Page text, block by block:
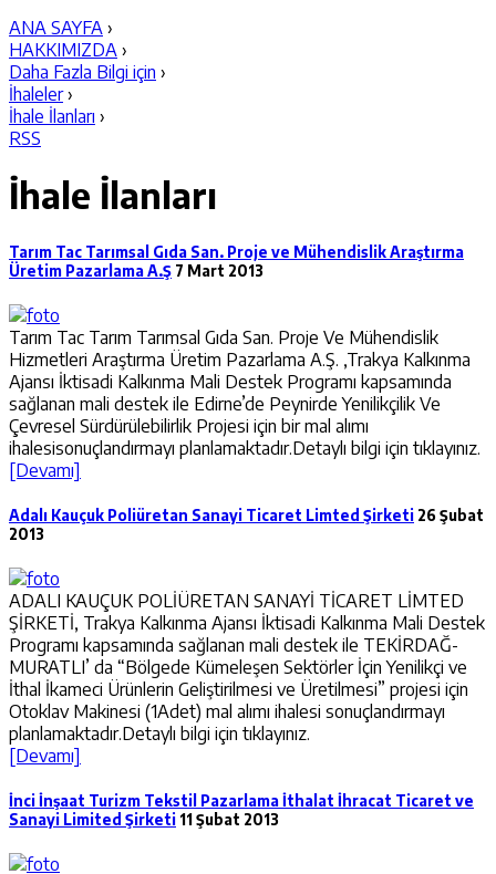
ANA SAYFA ›
HAKKIMIZDA ›
Daha Fazla Bilgi için ›
İhaleler ›
İhale İlanları ›
RSS
İhale İlanları
Tarım Tac Tarımsal Gıda San. Proje ve Mühendislik Araştırma
Üretim Pazarlama A.Ş 7 Mart 2013
Tarım Tac Tarım Tarımsal Gıda San. Proje Ve Mühendislik
Hizmetleri Araştırma Üretim Pazarlama A.Ş. ,Trakya Kalkınma
Ajansı İktisadi Kalkınma Mali Destek Programı kapsamında
sağlanan mali destek ile Edirne’de Peynirde Yenilikçilik Ve
Çevresel Sürdürülebilirlik Projesi için bir mal alımı
ihalesisonuçlandırmayı planlamaktadır.Detaylı bilgi için tıklayınız.
[Devamı]
Adalı Kauçuk Poliüretan Sanayi Ticaret Limted Şirketi 26 Şubat
2013
ADALI KAUÇUK POLİÜRETAN SANAYİ TİCARET LİMTED
ŞİRKETİ, Trakya Kalkınma Ajansı İktisadi Kalkınma Mali Destek
Programı kapsamında sağlanan mali destek ile TEKİRDAĞ-
MURATLI’ da “Bölgede Kümeleşen Sektörler İçin Yenilikçi ve
İthal İkameci Ürünlerin Geliştirilmesi ve Üretilmesi” projesi için
Otoklav Makinesi (1Adet) mal alımı ihalesi sonuçlandırmayı
planlamaktadır.Detaylı bilgi için tıklayınız.
[Devamı]
İnci İnşaat Turizm Tekstil Pazarlama İthalat İhracat Ticaret ve
Sanayi Limited Şirketi 11 Şubat 2013